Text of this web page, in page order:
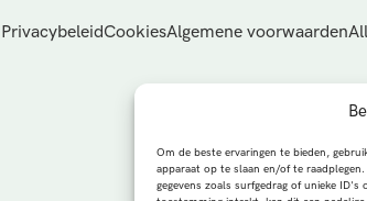
Om de beste ervaringen te bieden,
apparaat op te slaan en/of te
gegevens zoals surfgedrag of unieke
PrivacybeleidCookiesAlgemene voorwaarden